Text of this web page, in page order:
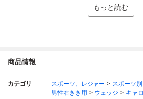
もっと読む
商品情報
カテゴリ スポーツ、レジャー スポーツ別
男性右きき用
ウェッジ キャ